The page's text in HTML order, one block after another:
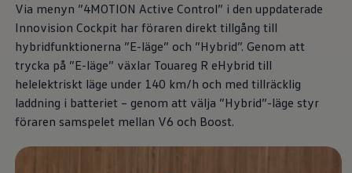
Däck och fälg
Delar
Originaldelar
Bytesdelar
Ekonomidelar
Classic Parts
Volkswagenkortet
Förmåner och erbjudanden
Frågor och svar
Via menyn ”4MOTION Active Control” i den uppdaterade
Innovision Cockpit har föraren direkt tillgång till
hybridfunktionerna ”E-läge” och ”Hybrid”. Genom att
trycka på ”E-läge” växlar Touareg R eHybrid till
helelektriskt läge under 140 km/h och med tillräcklig
laddning i batteriet – genom att välja ”Hybrid”-läge styr
föraren samspelet mellan V6 och Boost.